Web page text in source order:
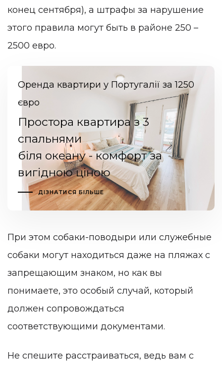
конец сентября), а штрафы за нарушение
этого правила могут быть в районе 250 –
2500 евро.
Оренда квартири у Португалії за 1250
євро
Простора квартира з 3
спальнями
біля океану - комфорт за
вигідною ціною
ДІЗНАТИСЯ БІЛЬШЕ
При этом собаки-поводыри или служебные
собаки могут находиться даже на пляжах с
запрещающим знаком, но как вы
понимаете, это особый случай, который
должен сопровождаться
соответствующими документами.
Не спешите расстраиваться, ведь вам с